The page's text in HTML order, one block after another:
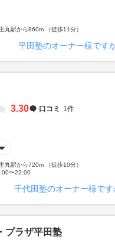
丸駅から860m （徒歩11分）
平田塾のオーナー様です
3.30
口コミ 1件
丸駅から720m （徒歩10分）
〜22:00
千代田塾のオーナー様です
プラザ平田塾